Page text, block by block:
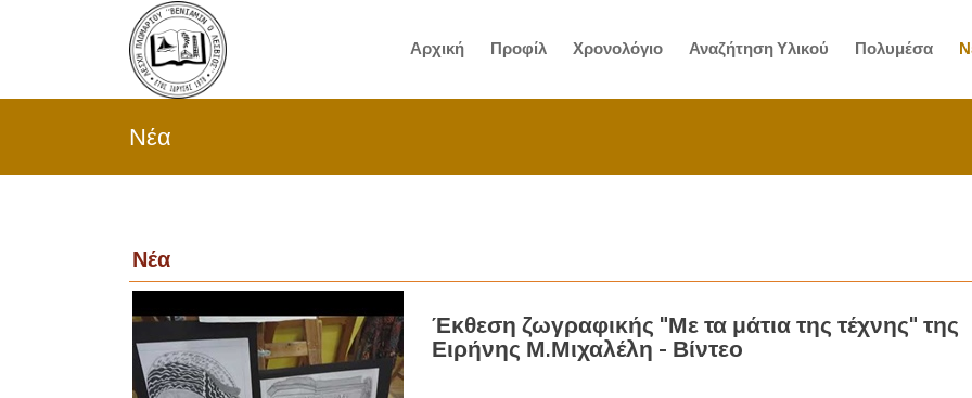
Αρχική Προφίλ Χρονολόγιο Αναζήτηση Υλικού Πολυμέσα
Νέα
Νέα
Έκθεση ζωγραφικής "Με τα μάτια της τέχνης" της
Ειρήνης Μ.Μιχαλέλη - Βίντεο